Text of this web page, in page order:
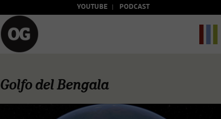
YOUTUBE PODCAST
Golfo del Bengala